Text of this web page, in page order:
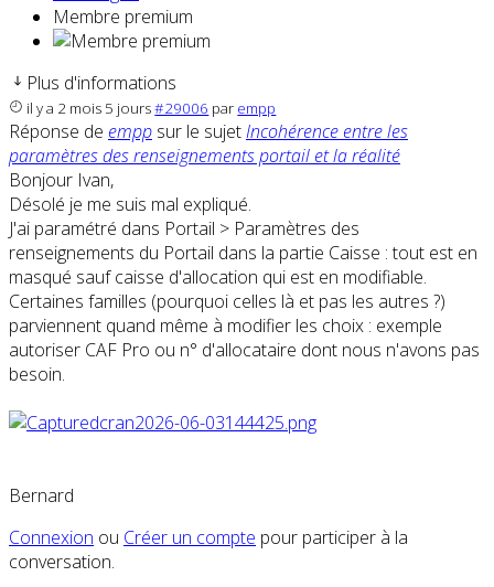
Membre premium
Plus d'informations
il y a 2 mois 5 jours#29006 par empp
Réponse de empp sur le sujetIncohérence entre les
paramètres des renseignements portail et la réalité
Bonjour Ivan,
Désolé je me suis mal expliqué.
J'ai paramétré dans Portail > Paramètres des
renseignements du Portail dans la partie Caisse : tout est en
masqué sauf caisse d'allocation qui est en modifiable.
Certaines familles (pourquoi celles là et pas les autres ?)
parviennent quand même à modifier les choix : exemple
autoriser CAF Pro ou n° d'allocataire dont nous n'avons pas
besoin.
Bernard
Connexion ou Créer un compte pour participer à la
conversation.